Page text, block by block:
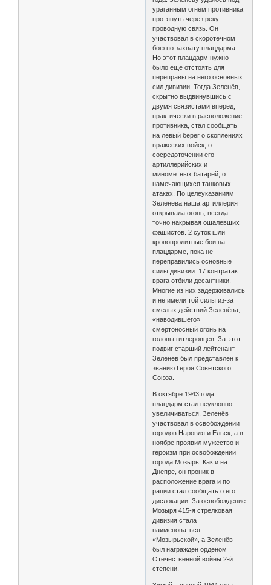
ураганным огнём противника
протянуть через реку
проводную связь. Он
участвовал в скоротечном
бою по захвату плацдарма.
Но этот плацдарм нужно
было ещё отстоять для
переправы на него основных
сил дивизии. Тогда Зеленёв,
скрытно выдвинувшись с
двумя связистами вперёд,
практически в расположение
противника, стал сообщать
на левый берег о скоплениях
вражеских войск, о
сосредоточении его
артиллерийских и
миномётных батарей, о
намечающихся танковых
атаках. По целеуказаниям
Зеленёва наша артиллерия
открывала огонь, всегда
точно накрывая ошалевших
фашистов. 2 суток шли
кровопролитные бои на
плацдарме, пока не
переправились основные
силы дивизии. 17 контратак
врага отбили десантники.
Многие из них задерживались
и не имели той силы из-за
смелых действий Зеленёва,
«наводившего»
смертоносный огонь на
головы гитлеровцев. За этот
подвиг старший лейтенант
Зеленёв был представлен к
званию Героя Советского
Союза.
В октябре 1943 года
плацдарм стал неуклонно
увеличиваться. Зеленёв
участвовал в освобождении
городов Наровля и Ельск, а в
ноябре проявил мужество и
героизм при освобождении
города Мозырь. Как и на
Днепре, он проник в
расположение врага и по
рации стал сообщать о его
дислокации. За освобождение
Мозыря 415-я стрелковая
дивизия стала
наименоваться
«Мозырьской», а Зеленёв
был награждён орденом
Отечественной войны 2-й
степени.